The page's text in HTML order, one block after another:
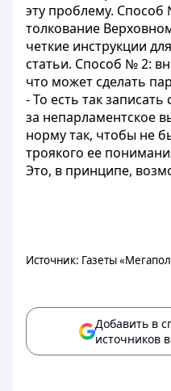
эту проблему.
толкование
четкие инструкции
статьи. Способ № 2:
что может сделать
- То есть так
за непарламентское
норму так, чтобы не
троякого ее
Это, в принципе,
Источник: Газеты
Добавить в
источников